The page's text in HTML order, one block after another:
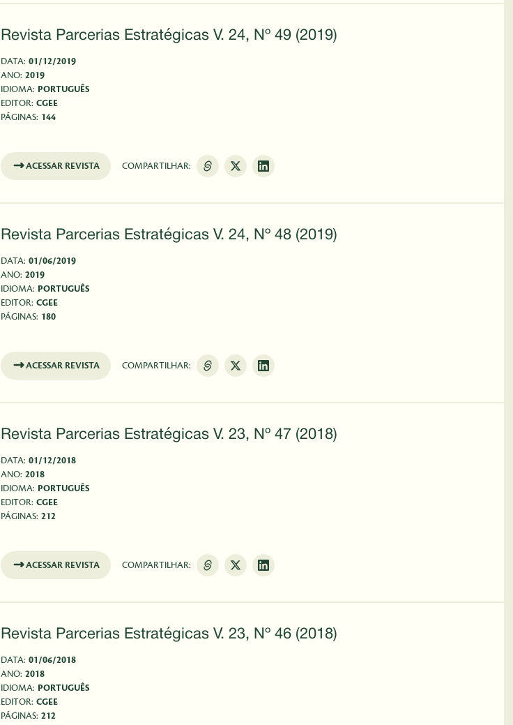
Revista Parcerias Estratégicas V. 24, Nº 49 (2019)
DATA: 01/12/2019
ANO: 2019
IDIOMA: PORTUGUÊS
EDITOR: CGEE
PÁGINAS: 144
ACESSAR REVISTA COMPARTILHAR:
Revista Parcerias Estratégicas V. 24, Nº 48 (2019)
DATA: 01/06/2019
ANO: 2019
IDIOMA: PORTUGUÊS
EDITOR: CGEE
PÁGINAS: 180
ACESSAR REVISTA COMPARTILHAR:
Revista Parcerias Estratégicas V. 23, Nº 47 (2018)
DATA: 01/12/2018
ANO: 2018
IDIOMA: PORTUGUÊS
EDITOR: CGEE
PÁGINAS: 212
ACESSAR REVISTA COMPARTILHAR:
Revista Parcerias Estratégicas V. 23, Nº 46 (2018)
DATA: 01/06/2018
ANO: 2018
IDIOMA: PORTUGUÊS
EDITOR: CGEE
PÁGINAS: 212